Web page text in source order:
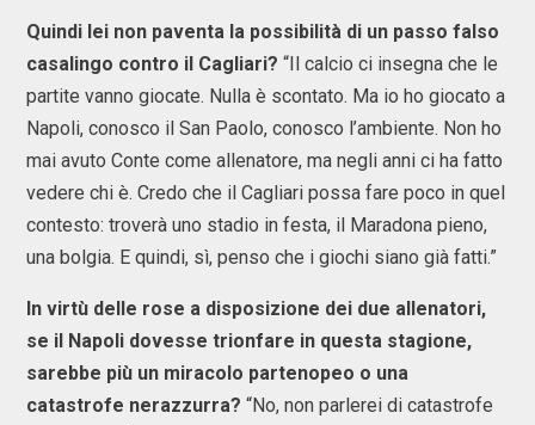
Quindi lei non paventa la possibilità di un passo falso
casalingo contro il Cagliari? “Il calcio ci insegna che le
partite vanno giocate. Nulla è scontato. Ma io ho giocato a
Napoli, conosco il San Paolo, conosco l’ambiente. Non ho
mai avuto Conte come allenatore, ma negli anni ci ha fatto
vedere chi è. Credo che il Cagliari possa fare poco in quel
contesto: troverà uno stadio in festa, il Maradona pieno,
una bolgia. E quindi, sì, penso che i giochi siano già fatti.”
In virtù delle rose a disposizione dei due allenatori,
se il Napoli dovesse trionfare in questa stagione,
sarebbe più un miracolo partenopeo o una
catastrofe nerazzurra? “No, non parlerei di catastrofe